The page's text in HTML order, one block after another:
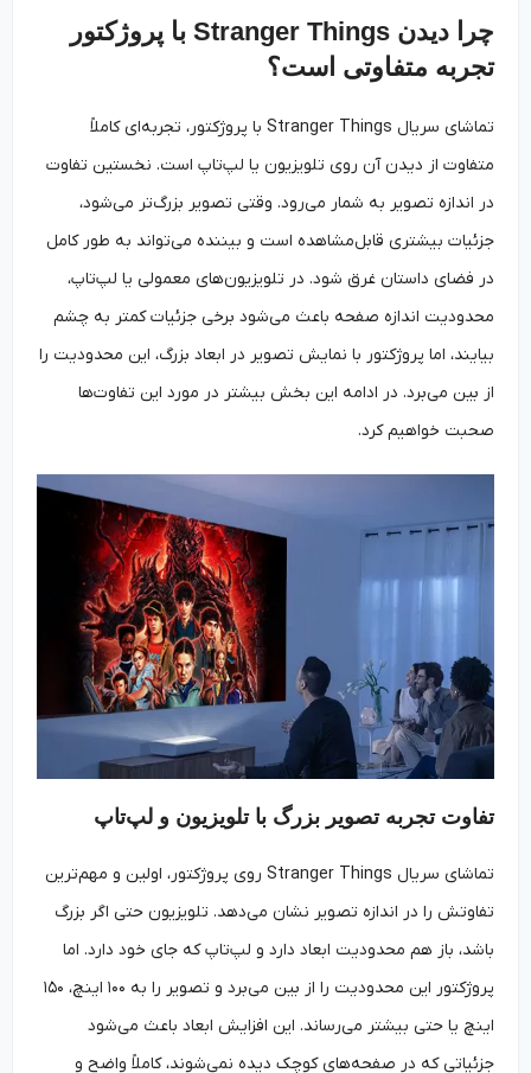
چرا دیدن Stranger Things با پروژکتور
تجربه متفاوتی است؟
تماشای سریال Stranger Things با پروژکتور، تجربه‌ای کاملاً
متفاوت از دیدن آن روی تلویزیون یا لپ‌تاپ است. نخستین تفاوت
در اندازه تصویر به شمار می‌رود. وقتی تصویر بزرگ‌تر می‌شود،
جزئیات بیشتری قابل‌مشاهده است و بیننده می‌تواند به طور کامل
در فضای داستان غرق شود. در تلویزیون‌های معمولی یا لپ‌تاپ،
محدودیت اندازه صفحه باعث می‌شود برخی جزئیات کمتر به چشم
بیایند، اما پروژکتور با نمایش تصویر در ابعاد بزرگ، این محدودیت را
از بین می‌برد. در ادامه این بخش بیشتر در مورد این تفاوت‌ها
صحبت خواهیم کرد.
تفاوت تجربه تصویر بزرگ با تلویزیون و لپ‌تاپ
تماشای سریال Stranger Things روی پروژکتور، اولین و مهم‌ترین
تفاوتش را در اندازه تصویر نشان می‌دهد. تلویزیون حتی اگر بزرگ
باشد، باز هم محدودیت ابعاد دارد و لپ‌تاپ که جای خود دارد. اما
پروژکتور این محدودیت را از بین می‌برد و تصویر را به ۱۰۰ اینچ، ۱۵۰
اینچ یا حتی بیشتر می‌رساند. این افزایش ابعاد باعث می‌شود
جزئیاتی که در صفحه‌های کوچک دیده نمی‌شوند، کاملاً واضح و